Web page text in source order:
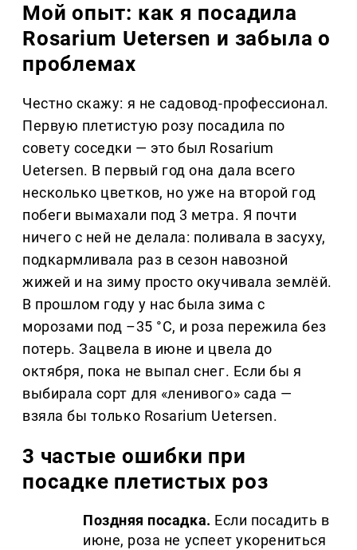
Мой опыт: как я посадила
Rosarium Uetersen и забыла о
проблемах
Честно скажу: я не садовод-профессионал.
Первую плетистую розу посадила по
совету соседки — это был Rosarium
Uetersen. В первый год она дала всего
несколько цветков, но уже на второй год
побеги вымахали под 3 метра. Я почти
ничего с ней не делала: поливала в засуху,
подкармливала раз в сезон навозной
жижей и на зиму просто окучивала землёй.
В прошлом году у нас была зима с
морозами под –35 °C, и роза пережила без
потерь. Зацвела в июне и цвела до
октября, пока не выпал снег. Если бы я
выбирала сорт для «ленивого» сада —
взяла бы только Rosarium Uetersen.
3 частые ошибки при
посадке плетистых роз
Поздняя посадка. Если посадить в
июне, роза не успеет укорениться